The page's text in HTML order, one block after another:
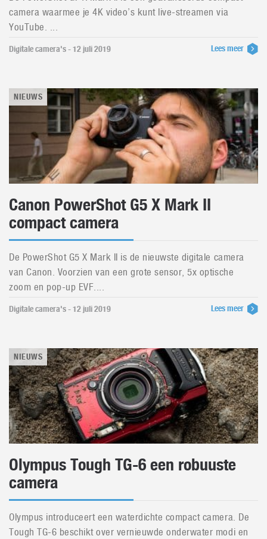
camera waarmee je 4K video’s kunt live-streamen via
YouTube. ...
Digitale camera's - 12 juli 2019 Lees meer
NIEUWS
Canon PowerShot G5 X Mark II
compact camera
De PowerShot G5 X Mark II is de nieuwste digitale camera
van Canon. Voorzien van een grote sensor, 5x optische
zoom en pop-up EVF....
Digitale camera's - 12 juli 2019 Lees meer
NIEUWS
Olympus Tough TG-6 een robuuste
camera
Olympus introduceert een waterdichte compact camera. De
Tough TG-6 beschikt over vernieuwde onderwater modi en